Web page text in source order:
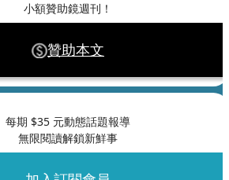
小額贊助鏡週刊！
贊助本文
每期 $35 元動態話題報導
無限閱讀解鎖新鮮事